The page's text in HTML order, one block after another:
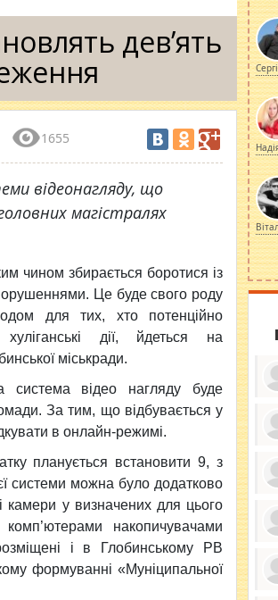
дев’ять
1655
відеонагляду, що
магістралях
чином збирається боротися із
Це буде свого роду
для тих, хто потенційно
дії, йдеться на
міськради.
система відео нагляду буде
За тим, що відбувається у
в онлайн-режимі.
планується встановити 9, з
системи можна було додатково
камери у визначених для цього
накопичувачами
і в Глобинському РВ
формуванні «Муніципальної